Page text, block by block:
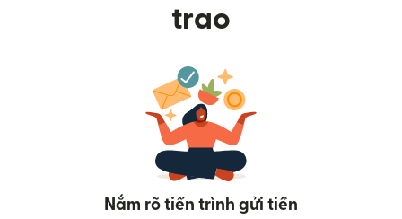
trao
Nắm rõ tiến trình gửi tiền